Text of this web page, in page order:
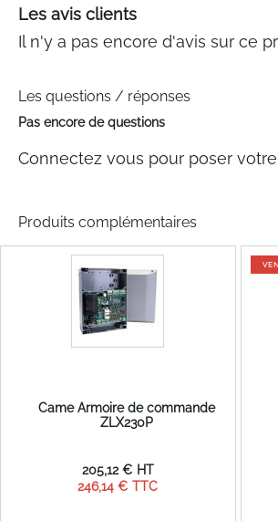
Les avis clients
Il n'y a pas encore d'avis sur ce
Les questions / réponses
Pas encore de questions
Connectez vous pour poser
Produits complémentaires
Came Armoire de commande
ZLX230P
246,14 €
205,12 €